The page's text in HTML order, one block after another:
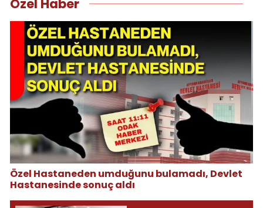
Özel Haber
Özel Hastaneden umduğunu bulamadı, Devlet
Hastanesinde sonuç aldı